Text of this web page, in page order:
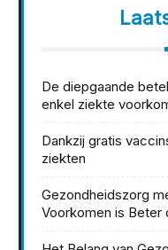
De diepgaande
enkel ziekte
Dankzij gratis
ziekten
Gezondheidszorg
Voorkomen is Beter